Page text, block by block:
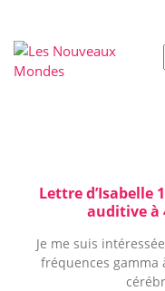
Abonnez-vous
notre
Lettre d’Isabelle
auditive à
Je me suis
fréquences gamma